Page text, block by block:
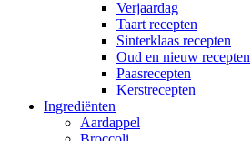
Verjaardag
Taart recepten
Sinterklaas recepten
Oud en nieuw recepten
Paasrecepten
Kerstrecepten
Ingrediënten
Aardappel